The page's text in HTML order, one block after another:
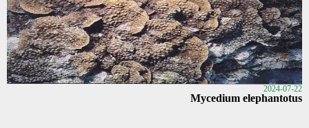
2024-07-22
Mycedium elephantotus